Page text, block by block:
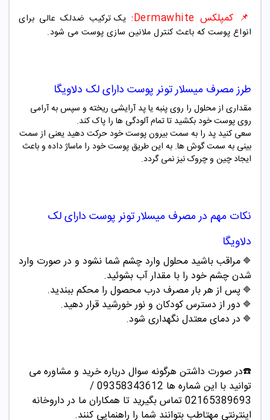
📌 کمپلکس Dermawhite : یک ترکیب ضدلک عالی برای
انواع پوست که باعث کنترل ملانین سازی پوست می شود.
طرز مصرف میسلار تونر پوست دارای لک دلاویگا
مقداری از محلول را روی پنبه یا پد آرایشی ریخته و سپس به آرامی
روی پوست خود بکشید تا تمام آلودگی ها را پاک کند.
سعی کنید پد را به سمت بیرون پوست خود حرکت دهید یعنی از سمت
بینی به سمت گوش ها. به این طریق پوست خود را ماساژ داده و باعث
ایجاد چین و چروک نیز نمی گردد.
نکات مهم در مصرف میسلار تونر پوست دارای لک
دلاویگا
🔷 مراقب باشید محلول وارد چشم شما نشود و در صورت وارد
شدن چشم خود را با مقدار آب بشوئید.
🔷 پس از هر بار مصرف درب محصول را محکم ببندید.
🔷 دور از دسترس کودکان و نور خورشید قرار دهید.
🔷 در دمای معتدل نگهداری شود.
☎️در صورت داشتن هرگونه سوال درباره خرید و مشاوره می
توانید با این شماره ها 09358343612 /
02165389693تماس بگیرید تا همکاران ما در داروخانه
اینترنتی مهتاطب بتوانند شما را راهنمایی کنند.